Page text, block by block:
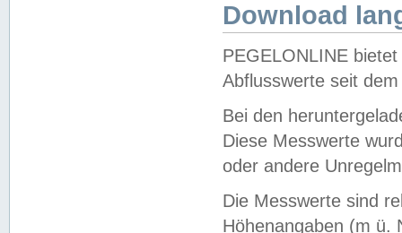
Download
PEGELONLINE
Abflusswerte seit
Bei den
Diese Messwerte
oder andere
Die Messwerte sind
Höhenangaben (m ü.